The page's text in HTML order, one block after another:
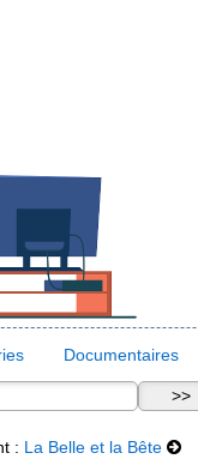
Documentaires
: La Belle et la Bête